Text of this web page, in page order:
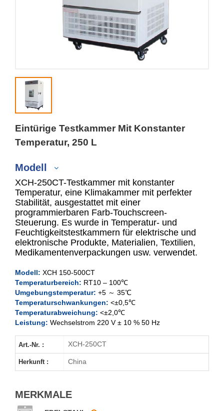
Eintürige Testkammer Mit Konstanter
Temperatur, 250 L
Modell
XCH-150CT
XCH-250CT
XCH-500CT
XCH-250CT-Testkammer mit konstanter
Temperatur, eine Klimakammer mit perfekter
Stabilität, ausgestattet mit einer
programmierbaren Farb-Touchscreen-
Steuerung. Es wurde in Temperatur- und
Feuchtigkeitstestkammern für elektrische und
elektronische Produkte, Materialien, Textilien,
Medikamentenverpackungen usw. verwendet.
Modell: XCH 150-500CT
Temperaturbereich: RT10 – 100℃
Umgebungstemperatur: +5 ～ 35℃
Temperaturschwankungen: <±0,5℃
Temperaturabweichung: <±2,0℃
Leistung: Wechselstrom 220 V ± 10 % 50 Hz
Art.-Nr. : XCH-250CT
Herkunft : China
MERKMALE